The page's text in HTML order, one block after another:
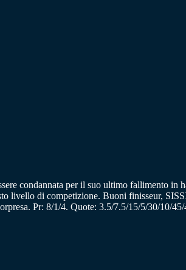
condannata per il suo ultimo fallimento
livello di competizione. Buoni finisseur,
Pr: 8/1/4. Quote: 3.5/7.5/15/5/30/10/